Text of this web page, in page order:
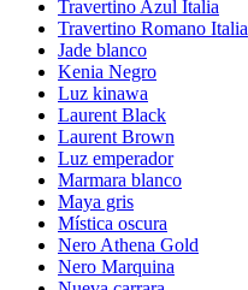
Travertino Azul Italia
Travertino Romano Italia
Jade blanco
Kenia Negro
Luz kinawa
Laurent Black
Laurent Brown
Luz emperador
Marmara blanco
Maya gris
Mística oscura
Nero Athena Gold
Nero Marquina